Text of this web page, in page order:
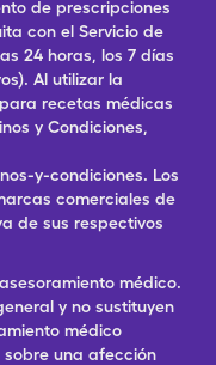
de prescripciones
con el Servicio de
24 horas, los 7 días
Al utilizar la
recetas médicas
y Condiciones,
y-condiciones. Los
comerciales de
de sus respectivos
médico.
y no sustituyen
médico
una afección